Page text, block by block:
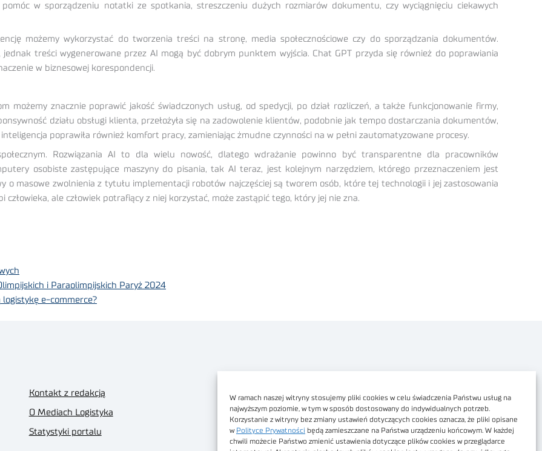
W ramach naszej witryny stosujemy pliki cookies w celu świadczenia Państwu usług na
najwyższym poziomie, w tym w sposób dostosowany do indywidualnych potrzeb.
Korzystanie z witryny bez zmiany ustawień dotyczących cookies oznacza, że pliki opisane
w Polityce Prywatności będą zamieszczane na Państwa urządzeniu końcowym. W każdej
chwili możecie Państwo zmienić ustawienia dotyczące plików cookies w przeglądarce
w sporządzeniu notatki ze spotkania, streszczeniu dużych rozmiarów dokumentu, czy wyciągnięciu ciekawych
możemy wykorzystać do tworzenia treści na stronę, media społecznościowe czy do sporządzania dokumentów.
jednak treści wygenerowane przez AI mogą być dobrym punktem wyjścia. Chat GPT przyda się również do poprawiania
w biznesowej korespondencji.
możemy znacznie poprawić jakość świadczonych usług, od spedycji, po dział rozliczeń, a także funkcjonowanie firmy,
działu obsługi klienta, przełożyła się na zadowolenie klientów, podobnie jak tempo dostarczania dokumentów,
poprawiła również komfort pracy, zamieniając żmudne czynności na w pełni zautomatyzowane procesy.
Rozwiązania AI to dla wielu nowość, dlatego wdrażanie powinno być transparentne dla pracowników
osobiste zastępujące maszyny do pisania, tak AI teraz, jest kolejnym narzędziem, którego przeznaczeniem jest
o masowe zwolnienia z tytułu implementacji robotów najczęściej są tworem osób, które tej technologii i jej zastosowania
ale człowiek potrafiący z niej korzystać, może zastąpić tego, który jej nie zna.
i Paraolimpijskich Paryż 2024
e-commerce?
Kontakt z redakcją
O Mediach Logistyka
Statystyki portalu
Dostępność cyfrowa
Regulamin Portalu
Regulamin sklepu